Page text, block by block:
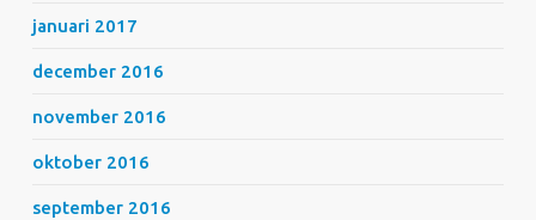
januari 2017
december 2016
november 2016
oktober 2016
september 2016